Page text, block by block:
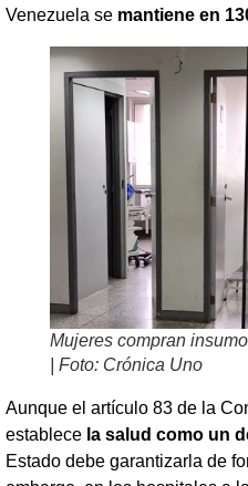
Venezuela se mantiene en
Mujeres compran
| Foto: Crónica Uno
Aunque el artículo 83 de la
establece la salud como un
Estado debe garantizarla de